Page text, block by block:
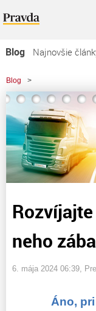
Blog
Najnovšie
Najčítanejšie články
Najkomentovanejšie
Zoznam blogov
Komerčné blogy
Blog >
> Rozvíjajte jemnú
neho
6. mája 2024 06:39 ,
Áno,